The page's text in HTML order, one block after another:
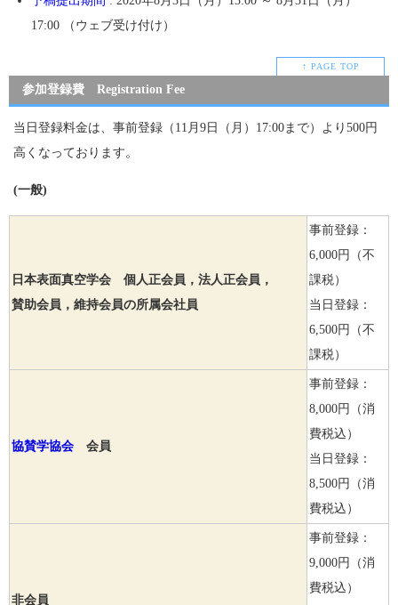
17:00 （ウェブ受け付け）
↑ PAGE TOP
参加登録費 Registration Fee
当日登録料金は、事前登録（11月9日（月）17:00まで）より500円
高くなっております。
(一般)
日本表面真空学会 個人正会員，法人正会員，
賛助会員，維持会員の所属会社員
事前登録：
6,000円（不
課税）
当日登録：
6,500円（不
課税）
協賛学協会 会員
事前登録：
8,000円（消
費税込）
当日登録：
8,500円（消
費税込）
非会員
事前登録：
9,000円（消
費税込）